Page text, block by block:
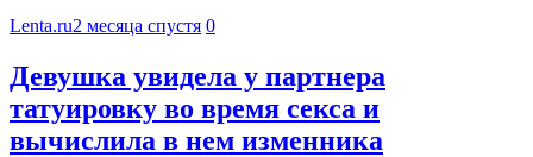
Lenta.ru2 месяца спустя 0
Девушка увидела у партнера
татуировку во время секса и
вычислила в нем изменника